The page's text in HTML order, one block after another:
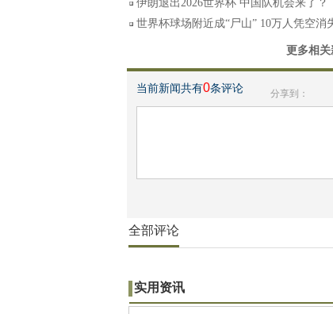
伊朗退出2026世界杯 中国队机会来了？
世界杯球场附近成“尸山” 10万人凭空消
更多相
当前新闻共有0条评论 分享到：
全部评论
实用资讯